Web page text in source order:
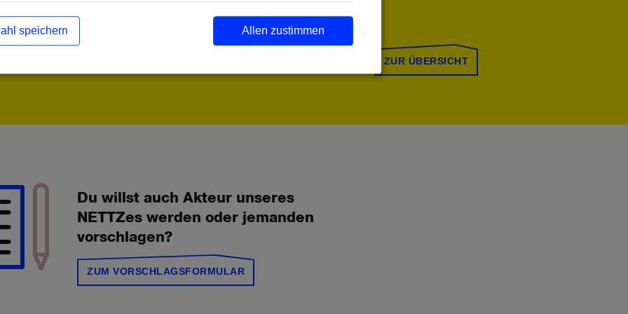
ZUR ÜBERSICHT
Du willst auch Akteur unseres
NETTZes werden oder jemanden
vorschlagen?
ZUM VORSCHLAGSFORMULAR
Allen zustimmen
speichern